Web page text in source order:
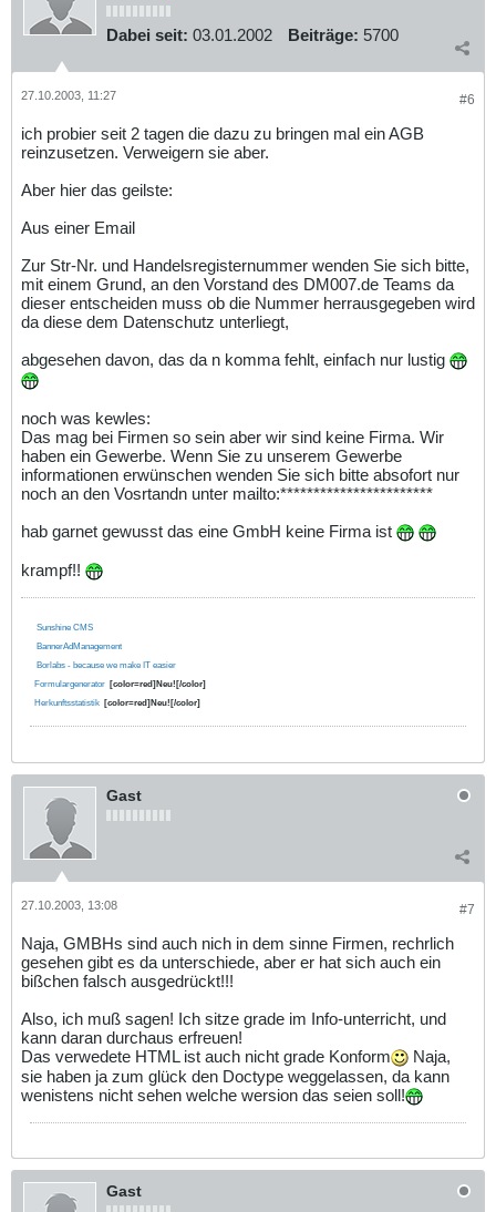
Dabei seit: 03.01.2002 Beiträge: 5700
#6
27.10.2003, 11:27
ich probier seit 2 tagen die dazu zu bringen mal ein AGB
reinzusetzen. Verweigern sie aber.
Aber hier das geilste:
Aus einer Email
Zur Str-Nr. und Handelsregisternummer wenden Sie sich bitte,
mit einem Grund, an den Vorstand des DM007.de Teams da
dieser entscheiden muss ob die Nummer herrausgegeben wird
da diese dem Datenschutz unterliegt,
abgesehen davon, das da n komma fehlt, einfach nur lustig
noch was kewles:
Das mag bei Firmen so sein aber wir sind keine Firma. Wir
haben ein Gewerbe. Wenn Sie zu unserem Gewerbe
informationen erwünschen wenden Sie sich bitte absofort nur
noch an den Vosrtandn unter mailto:***********************
hab garnet gewusst das eine GmbH keine Firma ist
krampf!!
Sunshine CMS
BannerAdManagement
Borlabs - because we make IT easier
Formulargenerator [color=red]Neu![/color]
Herkunftsstatistik [color=red]Neu![/color]
Gast
#7
27.10.2003, 13:08
Naja, GMBHs sind auch nich in dem sinne Firmen, rechrlich
gesehen gibt es da unterschiede, aber er hat sich auch ein
bißchen falsch ausgedrückt!!!
Also, ich muß sagen! Ich sitze grade im Info-unterricht, und
kann daran durchaus erfreuen!
Das verwedete HTML ist auch nicht grade Konform
Naja,
sie haben ja zum glück den Doctype weggelassen, da kann
wenistens nicht sehen welche wersion das seien soll!
Gast